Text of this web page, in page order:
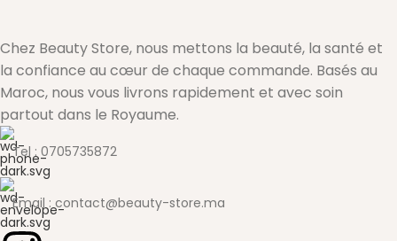
Chez Beauty Store, nous mettons la beauté, la santé et
la confiance au cœur de chaque commande. Basés au
Maroc, nous vous livrons rapidement et avec soin
partout dans le Royaume.
Tel : 0705735872
Email : contact@beauty-store.ma